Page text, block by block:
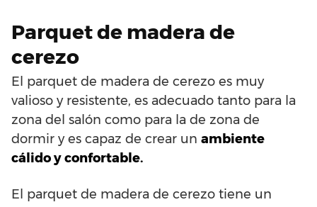
Parquet de madera de
cerezo
El parquet de madera de cerezo es muy
valioso y resistente, es adecuado tanto para la
zona del salón como para la de zona de
dormir y es capaz de crear un ambiente
cálido y confortable.
El parquet de madera de cerezo tiene un